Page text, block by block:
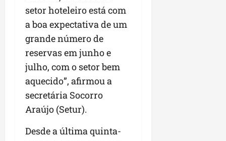
setor hoteleiro está com
a boa expectativa de um
grande número de
reservas em junho e
julho, com o setor bem
aquecido”, afirmou a
secretária Socorro
Araújo (Setur).
Desde a última quinta-